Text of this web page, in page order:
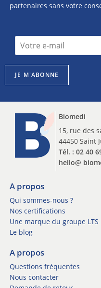
partenaires sans votre
s
r
p
I
c
r
i
e
l
e
t
t
e
r
JE M'ABONNE
Biomedi
15, rue des
44450 Saint
Tél. : 02 40
hello@
A propos
Qui sommes-nous ?
Nos certifications
Une marque du groupe LTS
Le blog
A propos
Questions fréquentes
Nous contacter